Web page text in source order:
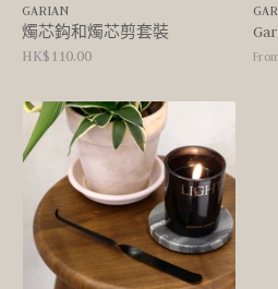
GARIAN
燭芯鈎和燭芯剪套裝
HK$110.00
From